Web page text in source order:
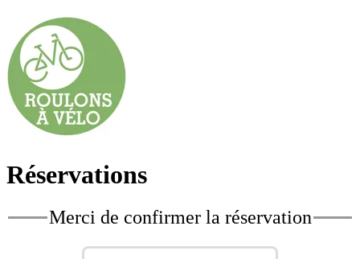
Réservations
Merci de confirmer la réservation